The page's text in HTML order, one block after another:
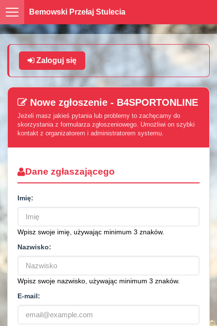
Bemowski Przełaj Stulecia
Zaloguj się
Nowe zgłoszenie - B4SPORTONLINE
Jeżeli masz jakieś pytania lub problemy to zachęcamy do
skorzystania z formularza zgłoszeniowego. Umożliwi on szybki
kontakt z organizatorem i administratorem systemu.
Dane zgłaszającego
Imię:
Wpisz swoje imię, używając minimum 3 znaków.
Nazwisko:
Wpisz swoje nazwisko, używając minimum 3 znaków.
E-mail: